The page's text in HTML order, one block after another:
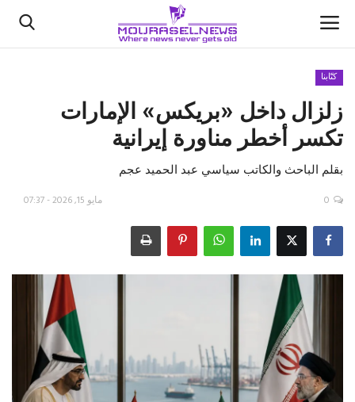
الأخبار
كتّابنا
اقتصاد
علوم وتكنولوجيا
رياضة
فيديو
حياة
كتّابنا
زلزال داخل «بريكس» الإمارات
تكسر أخطر مناورة إيرانية
بقلم الباحث والكاتب سياسي عبد الحميد عجم
مايو 15, 2026 - 07:37 0